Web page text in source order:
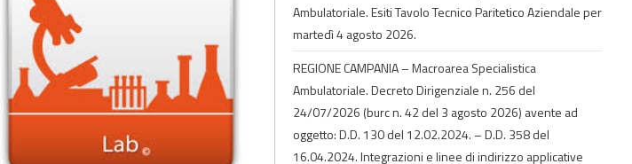
Ambulatoriale. Esiti Tavolo Tecnico Paritetico Aziendale per
martedì 4 agosto 2026.
REGIONE CAMPANIA – Macroarea Specialistica
Ambulatoriale. Decreto Dirigenziale n. 256 del
24/07/2026 (burc n. 42 del 3 agosto 2026) avente ad
oggetto: D.D. 130 del 12.02.2024. – D.D. 358 del
16.04.2024. Integrazioni e linee di indirizzo applicative